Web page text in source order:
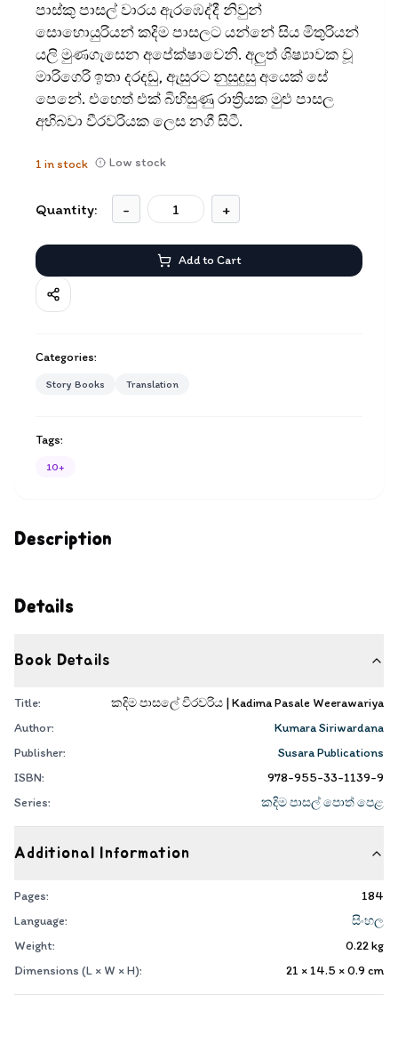
Description
Details
Book Details
Title:
කදිම පාසලේ වීරවරිය | Kadima Pasale Weerawariya
Author:
Kumara Siriwardana
Publisher:
Susara Publications
ISBN:
978-955-33-1139-9
Series:
කදිම පාසල් පොත් පෙළ
Additional Information
Pages:
184
Language:
සිංහල
Weight:
0.22kg
Dimensions (L × W × H):
21 × 14.5 × 0.9 cm
පාස්කු පාසල් වාරය ඇරඹෙද්දී නිවුන්
සොහොයුරියන් කදිම පාසලට යන්නේ සිය මිතුරියන්
යලි මුණගැසෙන අපේක්ෂාවෙනි. අලුත් ශිෂ්‍යාවක වූ
මාරිගෙරි ඉතා දරදඬු, ඇසුරට නුසුදුසු අයෙක් සේ
පෙනේ. එහෙත් එක් බිහිසුණු රාත්‍රියක මුළු පාසල
අභිබවා වීරවරියක ලෙස නගී සිටී.
1 in stock Low stock
Quantity: - +
Add to Cart
Categories:
Story Books Translation
Tags:
10+